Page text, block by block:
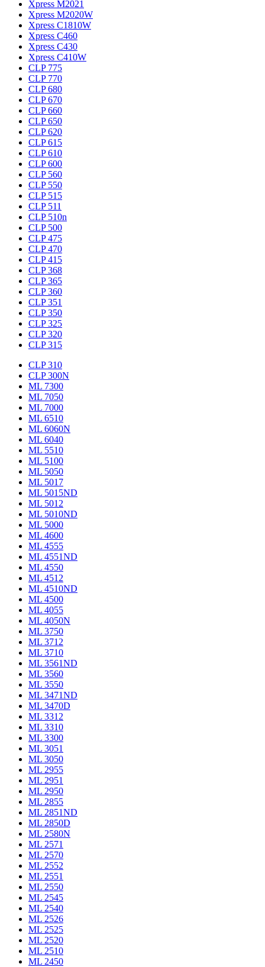
Xpress M2021
Xpress M2020W
Xpress C1810W
Xpress C460
Xpress C430
Xpress C410W
CLP 775
CLP 770
CLP 680
CLP 670
CLP 660
CLP 650
CLP 620
CLP 615
CLP 610
CLP 600
CLP 560
CLP 550
CLP 515
CLP 511
CLP 510n
CLP 500
CLP 475
CLP 470
CLP 415
CLP 368
CLP 365
CLP 360
CLP 351
CLP 350
CLP 325
CLP 320
CLP 315
CLP 310
CLP 300N
ML 7300
ML 7050
ML 7000
ML 6510
ML 6060N
ML 6040
ML 5510
ML 5100
ML 5050
ML 5017
ML 5015ND
ML 5012
ML 5010ND
ML 5000
ML 4600
ML 4555
ML 4551ND
ML 4550
ML 4512
ML 4510ND
ML 4500
ML 4055
ML 4050N
ML 3750
ML 3712
ML 3710
ML 3561ND
ML 3560
ML 3550
ML 3471ND
ML 3470D
ML 3312
ML 3310
ML 3300
ML 3051
ML 3050
ML 2955
ML 2951
ML 2950
ML 2855
ML 2851ND
ML 2850D
ML 2580N
ML 2571
ML 2570
ML 2552
ML 2551
ML 2550
ML 2545
ML 2540
ML 2526
ML 2525
ML 2520
ML 2510
ML 2450